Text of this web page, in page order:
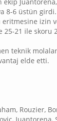
8-6 üstün
izin
21 ile skoru
teknik
elde etti.
Rouzier,